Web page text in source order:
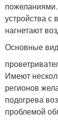
устройства с
нагнетают
Основные
Имеют
регионов
подогрева
проблемой